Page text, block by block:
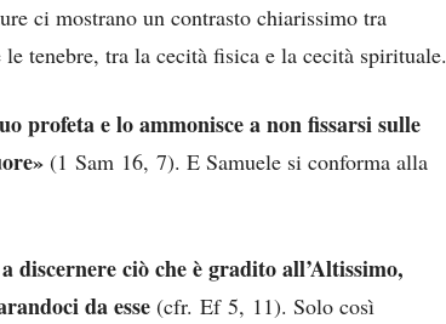
ci mostrano un contrasto chiarissimo tra
tenebre, tra la cecità fisica e la cecità spirituale.
profeta e lo ammonisce a non fissarsi sulle
(1 Sam 16, 7). E Samuele si conforma alla
discernere ciò che è gradito all’Altissimo,
da esse (cfr. Ef 5, 11). Solo così